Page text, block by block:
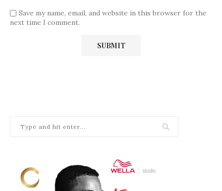
Save my name, email, and website in this browser for the
next time I comment.